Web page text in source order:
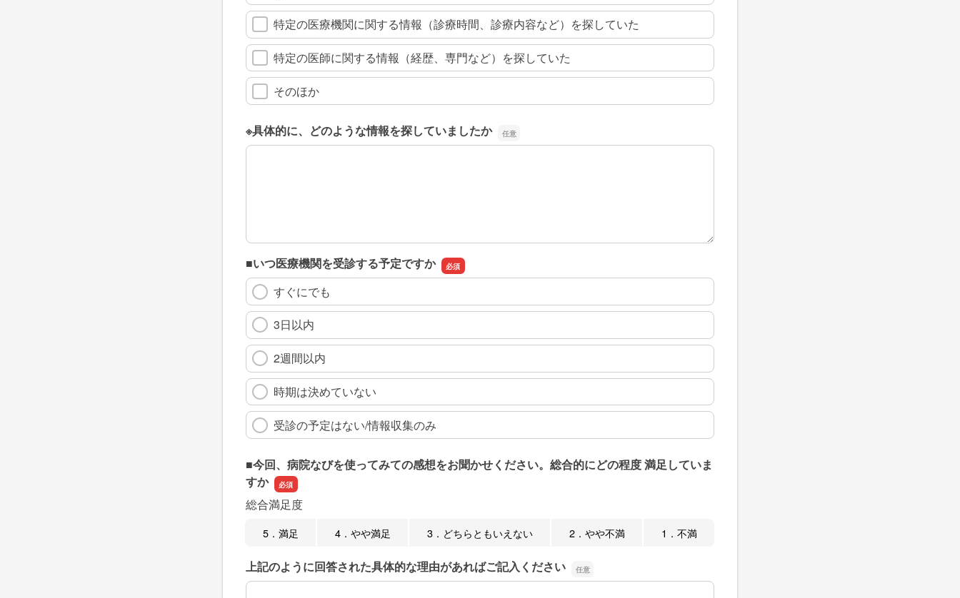
特定の医療機関に関する情報（診療時間、診療内容など）を探していた
特定の医師に関する情報（経歴、専門など）を探していた
そのほか
※具体的に、どのような情報を探していましたか
※具体的に、どのような情報を探していましたか
■いつ医療機関を受診する予定ですか
すぐにでも
3日以内
2週間以内
時期は決めていない
受診の予定はない/情報収集のみ
■今回、病院なびを使ってみての感想をお聞かせください。総合的にどの程度 満足していま
すか
総合満足度
5．満足 4．やや満足 3．どちらともいえない 2．やや不満 1．不満
上記のように回答された具体的な理由があればご記入ください
上記のように回答された具体的な理由があればご記入ください